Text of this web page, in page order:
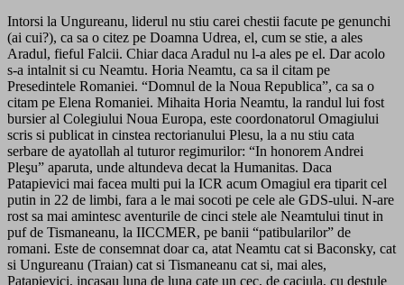
Intorsi la Ungureanu, liderul nu stiu carei chestii facute pe genunchi
(ai cui?), ca sa o citez pe Doamna Udrea, el, cum se stie, a ales
Aradul, fieful Falcii. Chiar daca Aradul nu l-a ales pe el. Dar acolo
s-a intalnit si cu Neamtu. Horia Neamtu, ca sa il citam pe
Presedintele Romaniei. “Domnul de la Noua Republica”, ca sa o
citam pe Elena Romaniei. Mihaita Horia Neamtu, la randul lui fost
bursier al Colegiului Noua Europa, este coordonatorul Omagiului
scris si publicat in cinstea rectorianului Plesu, la a nu stiu cata
serbare de ayatollah al tuturor regimurilor: “In honorem Andrei
Pleşu” aparuta, unde altundeva decat la Humanitas. Daca
Patapievici mai facea multi pui la ICR acum Omagiul era tiparit cel
putin in 22 de limbi, fara a le mai socoti pe cele ale GDS-ului. N-are
rost sa mai amintesc aventurile de cinci stele ale Neamtului tinut in
puf de Tismaneanu, la IICCMER, pe banii “patibularilor” de
romani. Este de consemnat doar ca, atat Neamtu cat si Baconsky, cat
si Ungureanu (Traian) cat si Tismaneanu cat si, mai ales,
Patapievici, incasau luna de luna cate un cec, de caciula, cu destule